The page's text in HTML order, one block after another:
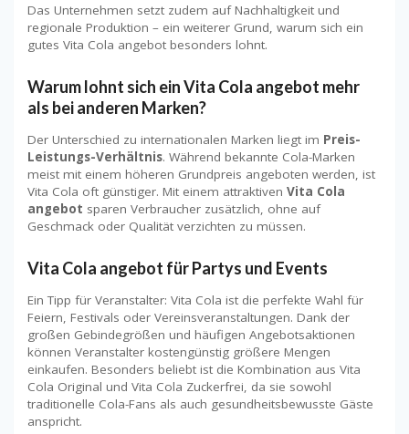
Das Unternehmen setzt zudem auf Nachhaltigkeit und
regionale Produktion – ein weiterer Grund, warum sich ein
gutes Vita Cola angebot besonders lohnt.
Warum lohnt sich ein Vita Cola angebot mehr
als bei anderen Marken?
Der Unterschied zu internationalen Marken liegt im Preis-
Leistungs-Verhältnis. Während bekannte Cola-Marken
meist mit einem höheren Grundpreis angeboten werden, ist
Vita Cola oft günstiger. Mit einem attraktiven Vita Cola
angebot sparen Verbraucher zusätzlich, ohne auf
Geschmack oder Qualität verzichten zu müssen.
Vita Cola angebot für Partys und Events
Ein Tipp für Veranstalter: Vita Cola ist die perfekte Wahl für
Feiern, Festivals oder Vereinsveranstaltungen. Dank der
großen Gebindegrößen und häufigen Angebotsaktionen
können Veranstalter kostengünstig größere Mengen
einkaufen. Besonders beliebt ist die Kombination aus Vita
Cola Original und Vita Cola Zuckerfrei, da sie sowohl
traditionelle Cola-Fans als auch gesundheitsbewusste Gäste
anspricht.